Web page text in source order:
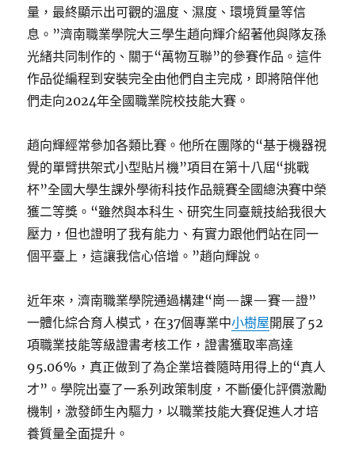
量，最終顯示出可觀的溫度、濕度、環境質量等信
息。”濟南職業學院大三學生趙向輝介紹著他與隊友孫
光緒共同制作的、關于“萬物互聯”的參賽作品。這件
作品從編程到安裝完全由他們自主完成，即將陪伴他
們走向2024年全國職業院校技能大賽。
趙向輝經常參加各類比賽。他所在團隊的“基于機器視
覺的單臂拱架式小型貼片機”項目在第十八屆“挑戰
杯”全國大學生課外學術科技作品競賽全國總決賽中榮
獲二等獎。“雖然與本科生、研究生同臺競技給我很大
壓力，但也證明了我有能力、有實力跟他們站在同一
個平臺上，這讓我信心倍增。”趙向輝說。
近年來，濟南職業學院通過構建“崗—課—賽—證”
一體化綜合育人模式，在37個專業中小樹屋開展了52
項職業技能等級證書考核工作，證書獲取率高達
95.06%，真正做到了為企業培養隨時用得上的“真人
才”。學院出臺了一系列政策制度，不斷優化評價激勵
機制，激發師生內驅力，以職業技能大賽促進人才培
養質量全面提升。